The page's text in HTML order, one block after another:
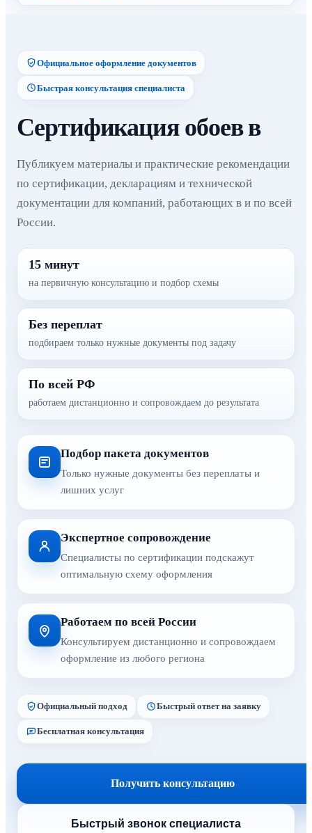
Официальное оформление документов
Быстрая консультация специалиста
Сертификация обоев в
Публикуем материалы и практические рекомендации
по сертификации, декларациям и технической
документации для компаний, работающих в и по всей
России.
15 минут
на первичную консультацию и подбор схемы
Без переплат
подбираем только нужные документы под задачу
По всей РФ
работаем дистанционно и сопровождаем до результата
Подбор пакета документов
Только нужные документы без переплаты и
лишних услуг
Экспертное сопровождение
Специалисты по сертификации подскажут
оптимальную схему оформления
Работаем по всей России
Консультируем дистанционно и сопровождаем
оформление из любого региона
Официальный подход Быстрый ответ на заявку
Бесплатная консультация
Получить консультацию
Быстрый звонок специалиста